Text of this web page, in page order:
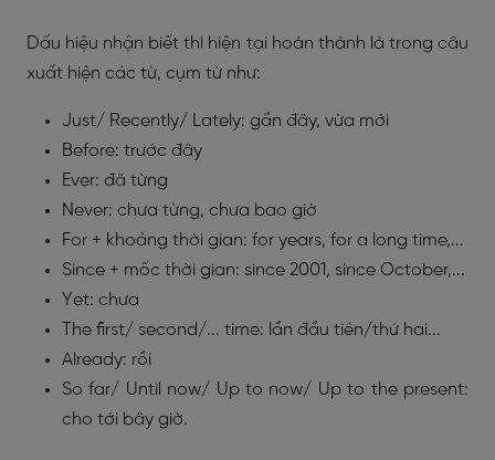
Dấu hiệu nhận biết thì hiện tại hoàn thành là trong câu
xuất hiện các từ, cụm từ như:
Just/ Recently/ Lately: gần đây, vừa mới
Before: trước đây
Ever: đã từng
Never: chưa từng, chưa bao giờ
For + khoảng thời gian: for years, for a long time,...
Since + mốc thời gian: since 2001, since October,...
Yet: chưa
The first/ second/... time: lần đầu tiên/thứ hai...
Already: rồi
So far/ Until now/ Up to now/ Up to the present:
cho tới bây giờ.